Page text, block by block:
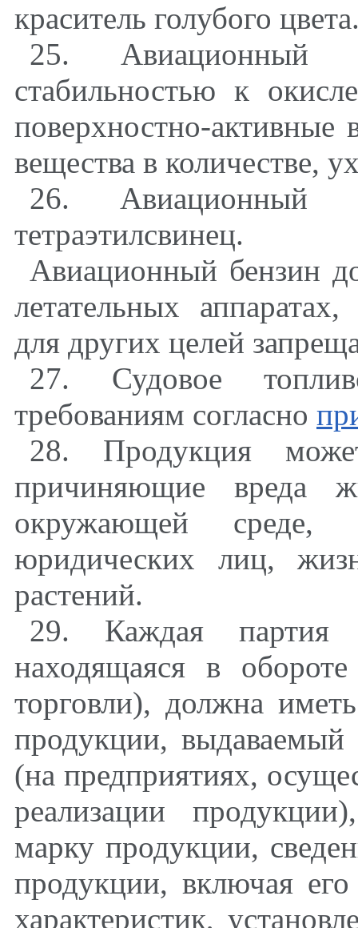
краситель голубого
25. Авиационный
стабильностью к
поверхностно-активные
вещества в количестве,
26. Авиационный
тетраэтилсвинец.
Авиационный бензин
летательных
для других целей
27. Судовое
требованиям согласно
28. Продукция
причиняющие вреда
окружающей среде,
юридических лиц,
растений.
29. Каждая партия
находящаяся в
торговли), должна
продукции, выдаваемый
(на предприятиях,
реализации
марку продукции,
продукции, включая
характеристик,